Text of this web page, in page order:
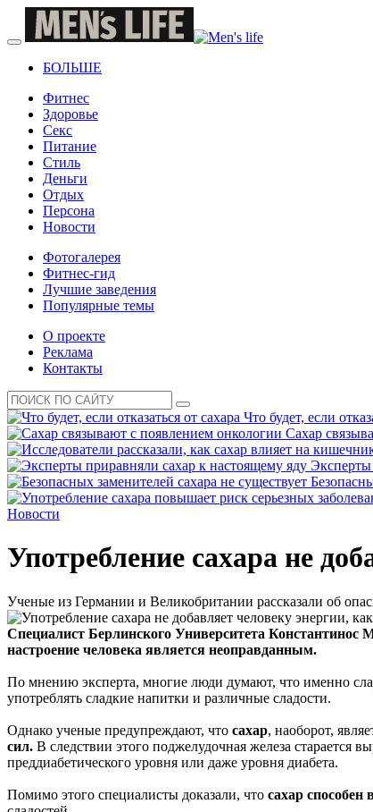
БОЛЬШЕ
Фитнес
Здоровье
Секс
Питание
Стиль
Деньги
Отдых
Персона
Новости
Фотогалерея
Фитнес-гид
Лучшие заведения
Популярные темы
О проекте
Реклама
Контакты
Что будет, если
Сахар
Эксперты
Новости
Употребление сахара не
Ученые из Германии и Великобритании рассказали об
Специалист Берлинского Университета Константинос
настроение человека является неоправданным.
По мнению эксперта, многие люди думают, что именно
употреблять сладкие напитки и различные сладости.
Однако ученые предупреждают, что сахар, наоборот,
сил. В следствии этого поджелудочная железа старается
преддиабетического уровня или даже уровня диабета.
Помимо этого специалисты доказали, что сахар